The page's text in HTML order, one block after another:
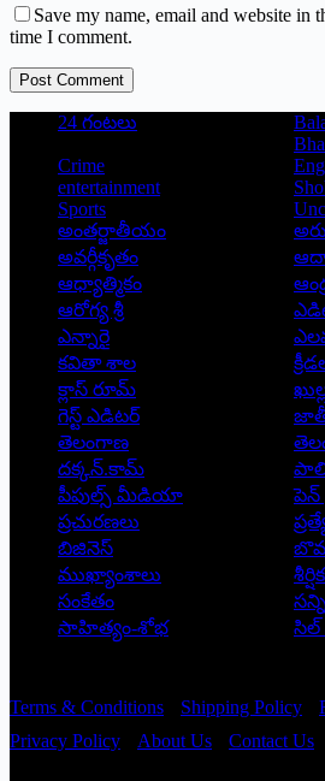
Save my name, email and website in
time I comment.
Post Comment
24 గంటలు
Crime
entertainment
Sports
అంతర్జాతీయం
అవర్గీకృతం
ఆధ్యాత్మికం
ఆరోగ్య శ్రీ
ఎన్నారై
కవితా శాల
క్లాస్ రూమ్
గెస్ట్ ఎడిటర్
తెలంగాణ
దక్కన్.కామ్
పీపుల్స్ ‌మీడియా
పెన్
ప్రచురణలు
బిజినెస్
ముఖ్యాంశాలు
సంకేతం
సాహిత్యం-శోభ
సిల్
Terms & Conditions Shipping Policy
Privacy Policy
About Us Contact Us